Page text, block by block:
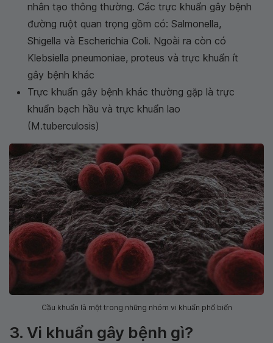
nhân tạo thông thường. Các trực khuẩn gây bệnh
đường ruột quan trọng gồm có: Salmonella,
Shigella và Escherichia Coli. Ngoài ra còn có
Klebsiella pneumoniae, proteus và trực khuẩn ít
gây bệnh khác
Trực khuẩn gây bệnh khác thường gặp là trực
khuẩn bạch hầu và trực khuẩn lao
(M.tuberculosis)
Cầu khuẩn là một trong những nhóm vi khuẩn phổ biến
3. Vi khuẩn gây bệnh gì?